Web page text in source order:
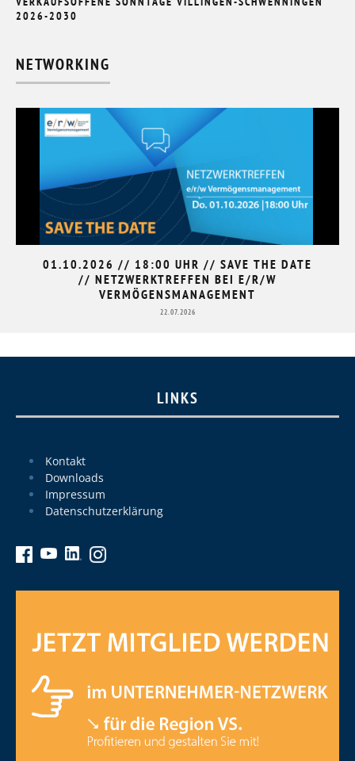
2026-2030
NETWORKING
01.10.2026 // 18:00 UHR // SAVE THE DATE
// NETZWERKTREFFEN BEI E/R/W
VERMÖGENSMANAGEMENT
22.07.2026
LINKS
Kontakt
Downloads
Impressum
Datenschutzerklärung